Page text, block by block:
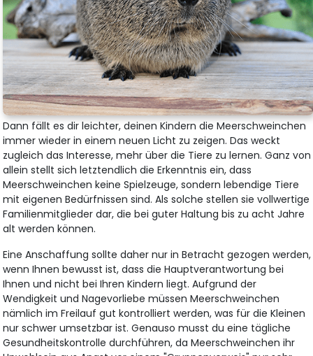
Dann fällt es dir leichter, deinen Kindern die Meerschweinchen
immer wieder in einem neuen Licht zu zeigen. Das weckt
zugleich das Interesse, mehr über die Tiere zu lernen. Ganz von
allein stellt sich letztendlich die Erkenntnis ein, dass
Meerschweinchen keine Spielzeuge, sondern lebendige Tiere
mit eigenen Bedürfnissen sind. Als solche stellen sie vollwertige
Familienmitglieder dar, die bei guter Haltung bis zu acht Jahre
alt werden können.
Eine Anschaffung sollte daher nur in Betracht gezogen werden,
wenn Ihnen bewusst ist, dass die Hauptverantwortung bei
Ihnen und nicht bei Ihren Kindern liegt. Aufgrund der
Wendigkeit und Nagevorliebe müssen Meerschweinchen
nämlich im Freilauf gut kontrolliert werden, was für die Kleinen
nur schwer umsetzbar ist. Genauso musst du eine tägliche
Gesundheitskontrolle durchführen, da Meerschweinchen ihr